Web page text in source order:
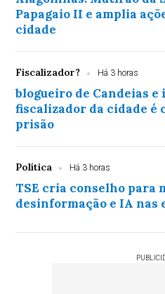
Papagaio II e amplia
cidade
Fiscalizador? Há 3 horas
blogueiro de Candeias
fiscalizador da cidade é
prisão
Política Há 3 horas
TSE cria conselho para
desinformação e IA nas